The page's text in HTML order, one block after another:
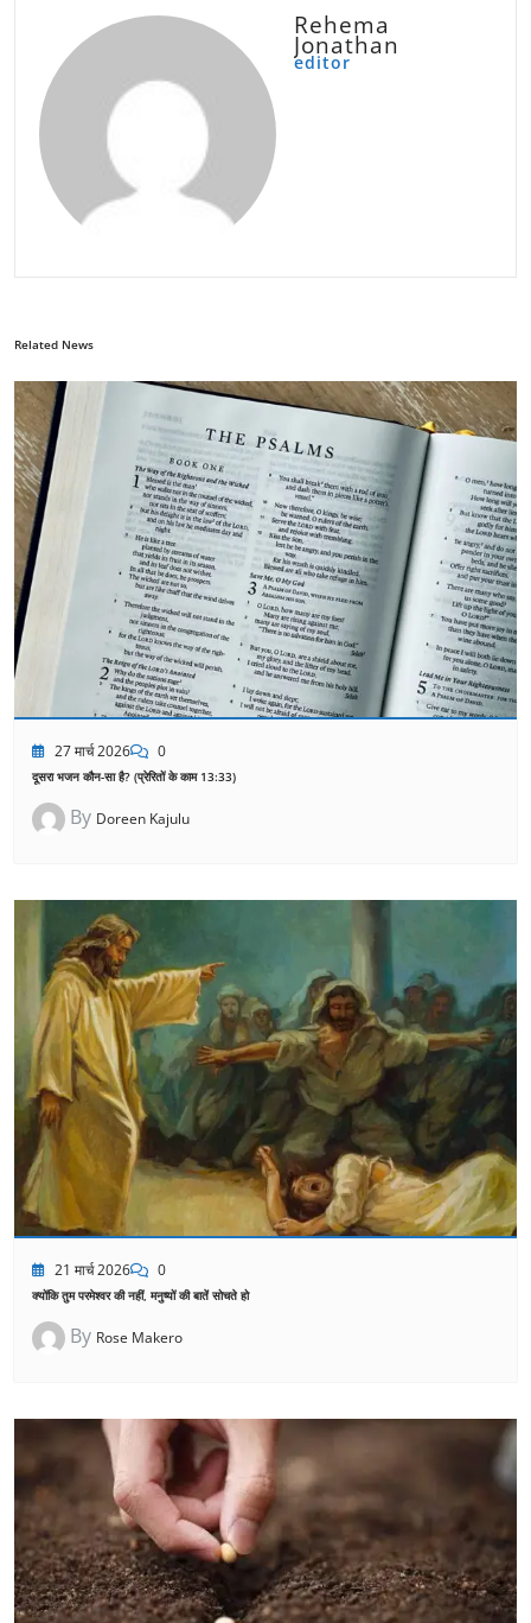
Rehema
Jonathan
editor
Related News
27 मार्च 2026 0
दूसरा भजन कौन-सा है? (प्रेरितों के काम 13:33)
By Doreen Kajulu
21 मार्च 2026 0
क्योंकि तुम परमेश्वर की नहीं, मनुष्यों की बातें सोचते हो
By Rose Makero